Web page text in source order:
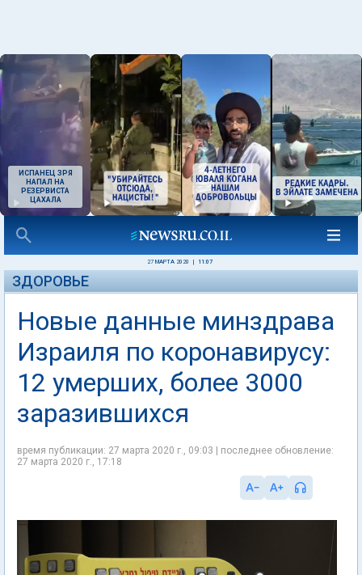
ИСПАНЕЦ ЗРЯ
НАПАЛ НА
РЕЗЕРВИСТА
ЦАХАЛА
27 МАРТА 2020 11:07
ЗДОРОВЬЕ
Новые данные минздрава
Израиля по коронавирусу:
12 умерших, более 3000
заразившихся
время публикации: 27 марта 2020 г., 09:03 | последнее обновление:
27 марта 2020 г., 17:18